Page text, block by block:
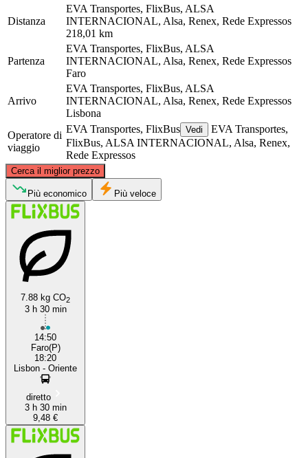
Distanza
EVA Transportes, FlixBus, ALSA
INTERNACIONAL, Alsa, Renex, Rede Expressos
218,01 km
Partenza
EVA Transportes, FlixBus, ALSA
INTERNACIONAL, Alsa, Renex, Rede Expressos
Faro
Arrivo
EVA Transportes, FlixBus, ALSA
INTERNACIONAL, Alsa, Renex, Rede Expressos
Lisbona
Operatore di
viaggio
EVA Transportes, FlixBus Vedi
EVA Transportes,
FlixBus, ALSA INTERNACIONAL, Alsa, Renex,
Rede Expressos
Cerca il miglior prezzo
Lisbon
Più economico Più veloce
7.88 kg CO2
3 h 30 min
14:50
Faro(P)
18:20
Lisbon - Oriente
diretto
3 h 30 min
9,48 €